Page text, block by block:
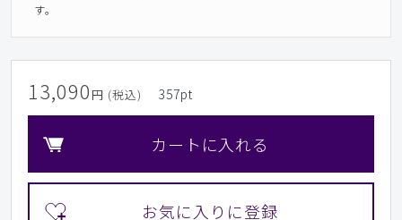
す。
13,090 円 (税込) 357pt
カートに入れる